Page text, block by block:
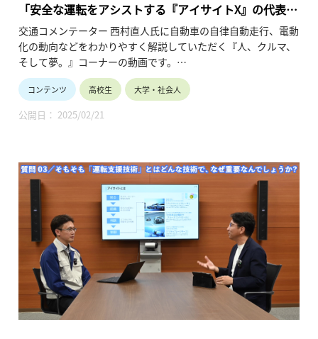
「安全な運転をアシストする『アイサイトX』の代表機
能 （乗る編 第１回）」
交通コメンテーター 西村直人氏に自動車の自律自動走行、電動
化の動向などをわかりやすく解説していただく『人、クルマ、
そして夢。』コーナーの動画です。
（株）SUBARUが目指す「2030年・死亡交通事故ゼロ」達成に
向けた高度な運転支援技術の“今”と“将来”について深掘するシ
リーズの第4弾。
運転支援技術群「アイサイト」とその最新世代「アイサイト
28秒）
コンテンツ 高校生 大学・社会人
公開日： 2025/02/21